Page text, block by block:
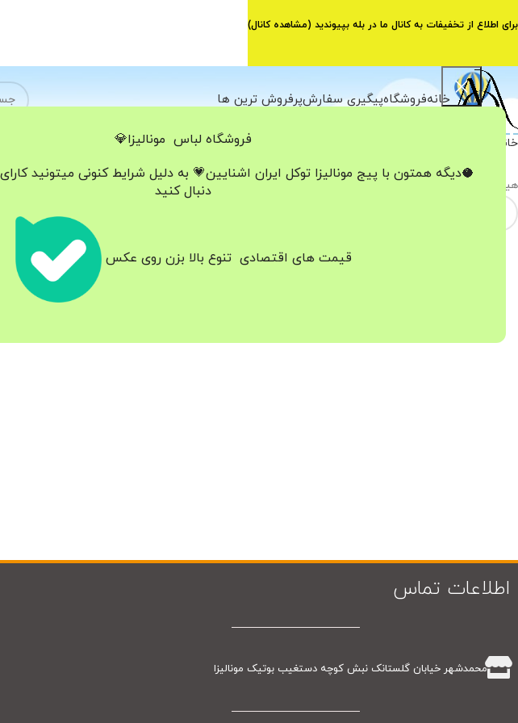
فروشگاه لباس مونالیزا💎
🥥دیگه همتون با پیج مونالیزا تو‌کل ایران اشنایین💗 به دلیل شرایط کنونی میتونید
دنبال کنید
قیمت های اقتصادی تنوع بالا بزن روی عکس
خانهفروشگاهپیگیری سفارشپرفروش ترین ها
خانه
هیچ محصولی یافت نشد.
اطلاعات تماس
محمدشهر خیابان گلستانک نبش کوچه دستغیب بوتیک مونالیزا
برای اطلاع از تخفیفات به کانال ما در بله بپیوندید (مشاهده کانال)